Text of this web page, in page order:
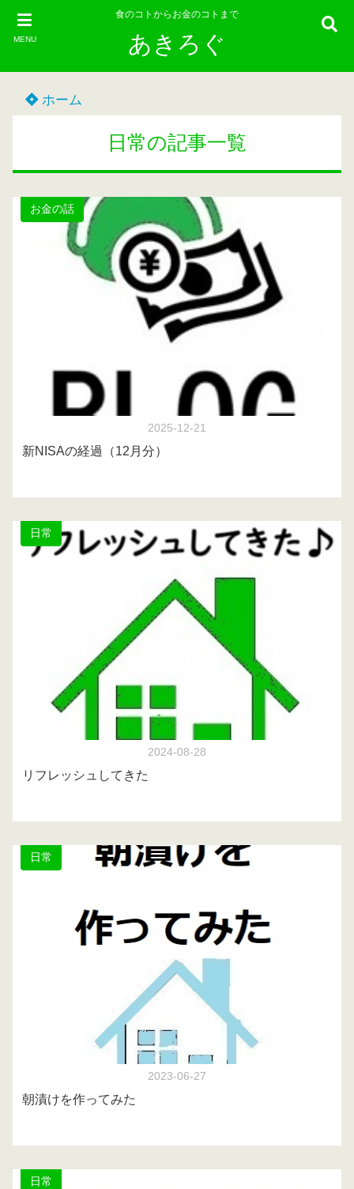
MENU
食のコトからお金のコトまで
あきろぐ
ホーム
日常の記事一覧
お金の話
2025-12-21
新NISAの経過（12月分）
日常
2024-08-28
リフレッシュしてきた
日常
2023-06-27
朝漬けを作ってみた
日常